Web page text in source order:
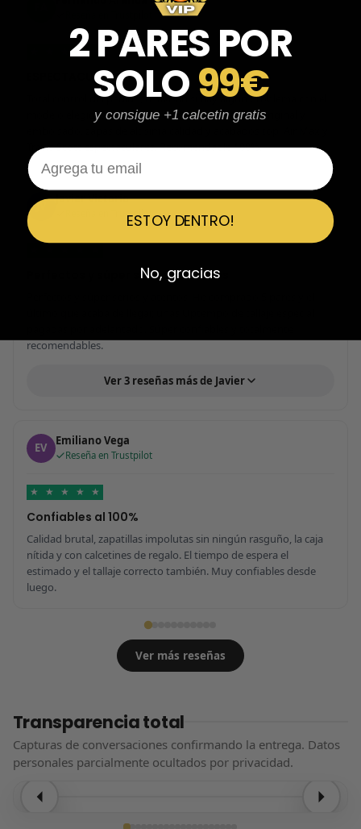
★
ESPECTACULARES
Total control del pedido, te avisan si hay algún problema con el
modelo elegido, empaquetado perfecto con caja original y
Travis Scott espectaculares. Recomendable 100%.
JV Javier Victorio
Reseña en Trustpilot
Perfectos y súper serios y atentos
recomendables.
Ver 3 reseñas más de Javier
EV Emiliano Vega
Reseña en Trustpilot
★ ★ ★ ★ ★
Confiables al 100%
Calidad brutal, zapatillas impolutas sin ningún rasguño, la caja
nítida y con calcetines de regalo. El tiempo de espera el
estimado y el tallaje correcto también. Muy confiables desde
luego.
Ver más reseñas
Transparencia total
Capturas de conversaciones confirmando la entrega. Datos
personales parcialmente ocultados por privacidad.
2 PARES POR
SOLO99€
y consigue +1 calcetin gratis
Email
ESTOY DENTRO!
No, gracias